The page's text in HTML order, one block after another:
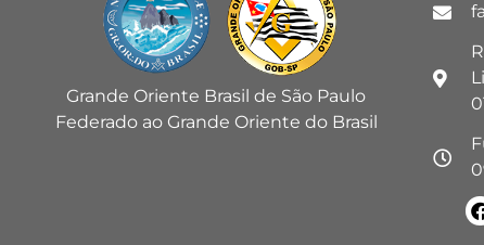
Grande Oriente Brasil de São Paulo
Federado ao Grande Oriente do Brasil